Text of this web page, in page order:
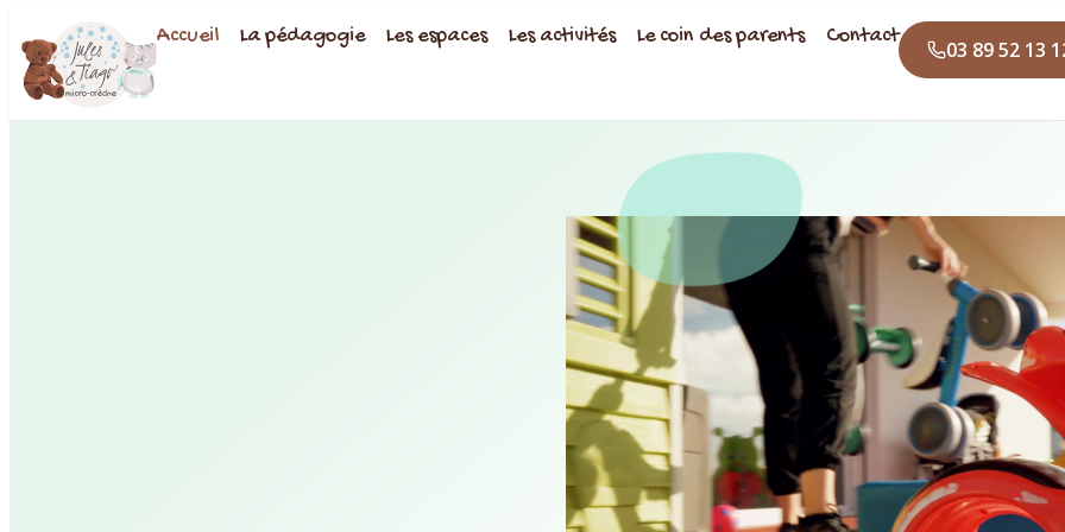
Accueil La pédagogie Les espaces Les activités Le coin des parents Contact
03 89 52 13